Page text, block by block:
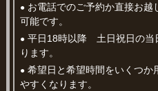
● お電話でのご予約か直接お越
可能です。
● 平日18時以降 土日祝日の当
ります。
● 希望日と希望時間をいくつか
やすくなります。